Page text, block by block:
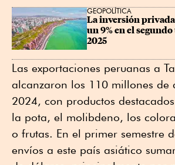
GEOPOLÍTICA
La inversión
un 9% en el
2025
Las exportaciones peruanas a
alcanzaron los 110 millones de
2024, con productos
la pota, el molibdeno, los
o frutas. En el primer semestre
envíos a este país asiático